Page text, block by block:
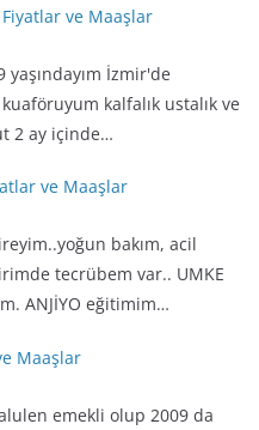
Fiyatlar ve Maaşlar
İzmir'de
kalfalık ustalık ve
2 ay içinde…
ve Maaşlar
bakım, acil
tecrübem var.. UMKE
ANJİYO eğitimim…
Maaşlar
emekli olup 2009 da